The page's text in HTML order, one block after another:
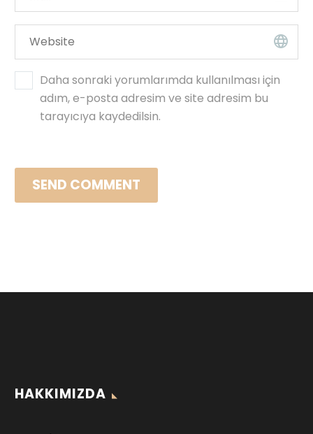
Daha sonraki yorumlarımda kullanılması için
adım, e-posta adresim ve site adresim bu
tarayıcıya kaydedilsin.
SEND COMMENT
HAKKIMIZDA